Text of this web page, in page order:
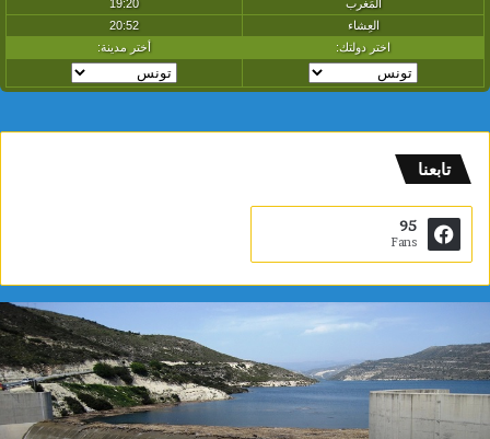
تابعنا
95
Fans
ا
ل
و